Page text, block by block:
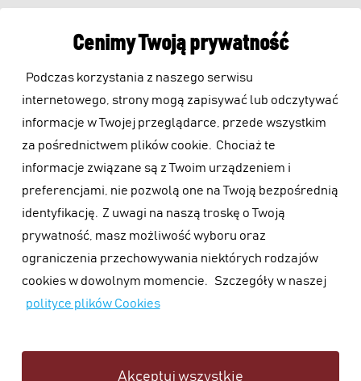
Cenimy Twoją prywatność
Podczas korzystania z naszego serwisu
internetowego, strony mogą zapisywać lub odczytywać
informacje w Twojej przeglądarce, przede wszystkim
za pośrednictwem plików cookie. Chociaż te
informacje związane są z Twoim urządzeniem i
preferencjami, nie pozwolą one na Twoją bezpośrednią
identyfikację. Z uwagi na naszą troskę o Twoją
prywatność, masz możliwość wyboru oraz
ograniczenia przechowywania niektórych rodzajów
cookies w dowolnym momencie.
Szczegóły w naszej
polityce plików Cookies
Akceptuj wszystkie